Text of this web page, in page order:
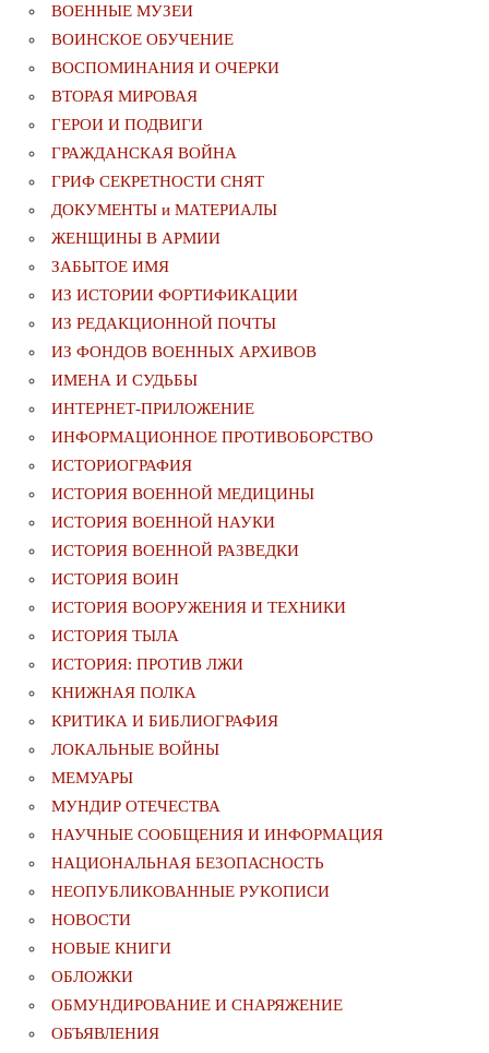
ВОЕННЫЕ МУЗЕИ
ВОИНСКОЕ ОБУЧЕНИЕ
ВОСПОМИНАНИЯ И ОЧЕРКИ
ВТОРАЯ МИРОВАЯ
ГЕРОИ И ПОДВИГИ
ГРАЖДАНСКАЯ ВОЙНА
ГРИФ СЕКРЕТНОСТИ СНЯТ
ДОКУМЕНТЫ и МАТЕРИАЛЫ
ЖЕНЩИНЫ В АРМИИ
ЗАБЫТОЕ ИМЯ
ИЗ ИСТОРИИ ФОРТИФИКАЦИИ
ИЗ РЕДАКЦИОННОЙ ПОЧТЫ
ИЗ ФОНДОВ ВОЕННЫХ АРХИВОВ
ИМЕНА И СУДЬБЫ
ИНТЕРНЕТ-ПРИЛОЖЕНИЕ
ИНФОРМАЦИОННОЕ ПРОТИВОБОРСТВО
ИСТОРИОГРАФИЯ
ИСТОРИЯ ВОЕННОЙ МЕДИЦИНЫ
ИСТОРИЯ ВОЕННОЙ НАУКИ
ИСТОРИЯ ВОЕННОЙ РАЗВЕДКИ
ИСТОРИЯ ВОИН
ИСТОРИЯ ВООРУЖЕНИЯ И ТЕХНИКИ
ИСТОРИЯ ТЫЛА
ИСТОРИЯ: ПРОТИВ ЛЖИ
КНИЖНАЯ ПОЛКА
КРИТИКА И БИБЛИОГРАФИЯ
ЛОКАЛЬНЫЕ ВОЙНЫ
МЕМУАРЫ
МУНДИР ОТЕЧЕСТВА
НАУЧНЫЕ СООБЩЕНИЯ И ИНФОРМАЦИЯ
НАЦИОНАЛЬНАЯ БЕЗОПАСНОСТЬ
НЕОПУБЛИКОВАННЫЕ РУКОПИСИ
НОВОСТИ
НОВЫЕ КНИГИ
ОБЛОЖКИ
ОБМУНДИРОВАНИЕ И СНАРЯЖЕНИЕ
ОБЪЯВЛЕНИЯ